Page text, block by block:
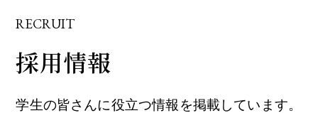
RECRUIT
採用情報
学生の皆さんに役立つ情報を掲載しています。